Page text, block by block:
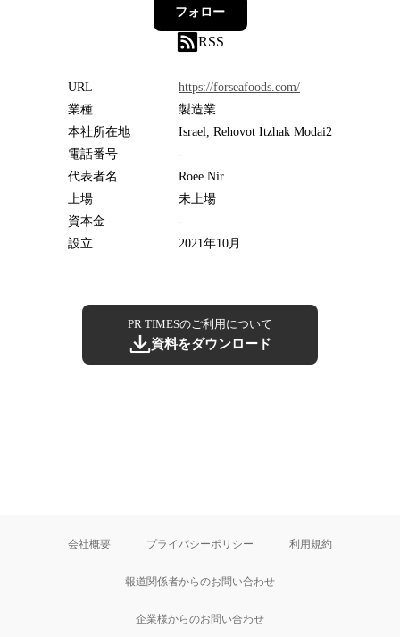
フォロー
RSS
URL
https://forseafoods.com/
業種
製造業
本社所在地
Israel, Rehovot Itzhak Modai2
電話番号
-
代表者名
Roee Nir
上場
未上場
資本金
-
設立
2021年10月
PR TIMESのご利用について
資料をダウンロード
会社概要 プライバシーポリシー 利用規約
報道関係者からのお問い合わせ
企業様からのお問い合わせ